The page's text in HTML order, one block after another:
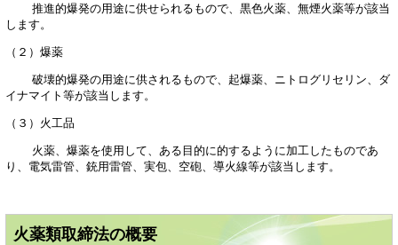
推進的爆発の用途に供せられるもので、黒色火薬、無煙火薬等が該当
します。
（２）爆薬
破壊的爆発の用途に供されるもので、起爆薬、ニトログリセリン、ダ
イナマイト等が該当します。
（３）火工品
火薬、爆薬を使用して、ある目的に的するように加工したものであ
り、電気雷管、銃用雷管、実包、空砲、導火線等が該当します。
火薬類取締法の概要